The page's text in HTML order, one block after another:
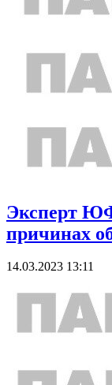
Эксперт
причинах
14.03.2023 13:11